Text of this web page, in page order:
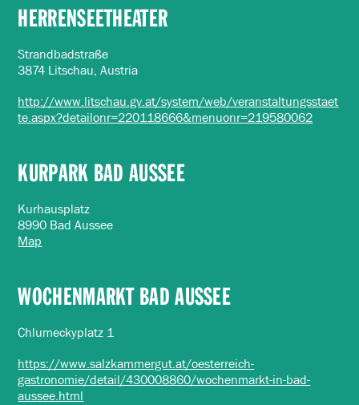
HERRENSEETHEATER
Strandbadstraße
3874 Litschau, Austria
http://www.litschau.gv.at/system/web/veranstaltungsstaet
te.aspx?detailonr=220118666&menuonr=219580062
KURPARK BAD AUSSEE
Kurhausplatz
8990 Bad Aussee
Map
WOCHENMARKT BAD AUSSEE
Chlumeckyplatz 1
https://www.salzkammergut.at/oesterreich-
gastronomie/detail/430008860/wochenmarkt-in-bad-
aussee.html